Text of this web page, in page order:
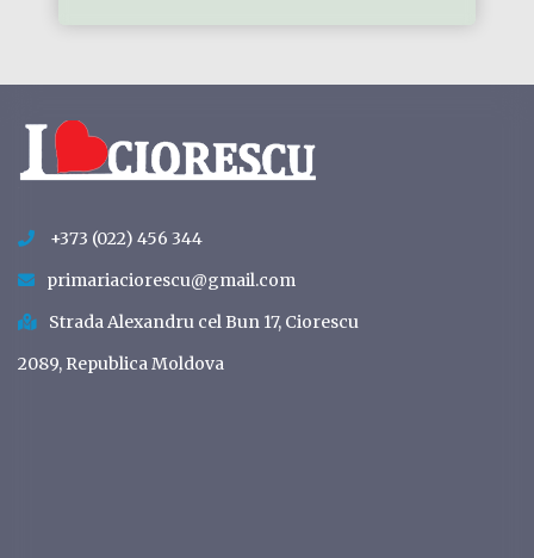
+373 (022) 456 344
primariaciorescu@gmail.com
Strada Alexandru cel Bun 17, Ciorescu
2089, Republica Moldova